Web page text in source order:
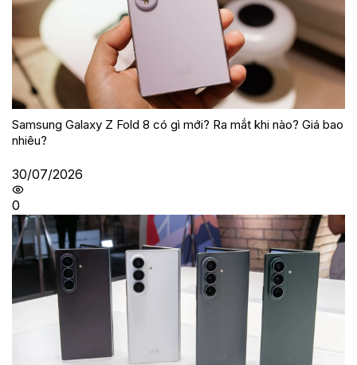
Samsung Galaxy Z Fold 8 có gì mới? Ra mắt khi nào? Giá bao
nhiêu?
30/07/2026
0